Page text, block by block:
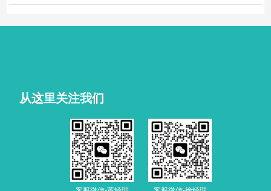
黄金档科技车品一站式采购盛会，欢迎观众与买家到场体验交流，共赴年度科
从这里关注我们